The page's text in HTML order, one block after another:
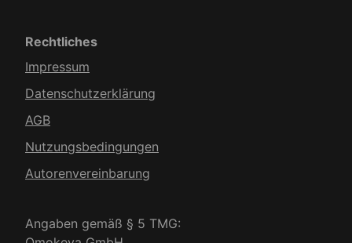
Rechtliches
Impressum
Datenschutzerklärung
AGB
Nutzungsbedingungen
Autorenvereinbarung
Angaben gemäß § 5 TMG: